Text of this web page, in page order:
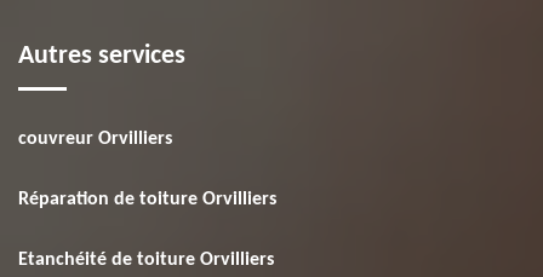
Autres services
couvreur Orvilliers
Réparation de toiture Orvilliers
Etanchéité de toiture Orvilliers